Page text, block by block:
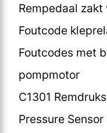
Rempedaal zakt
Foutcode
Foutcodes met
pompmotor
C1301
Pressure Sensor